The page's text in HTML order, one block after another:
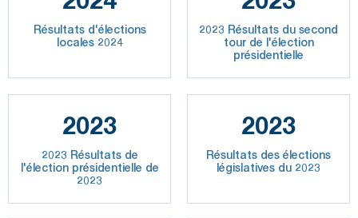
Résultats d'élections
locales 2024
2023 Résultats du second
tour de l'élection
présidentielle
2023
2023 Résultats de
l'élection présidentielle de
2023
2023
Résultats des élections
législatives du 2023